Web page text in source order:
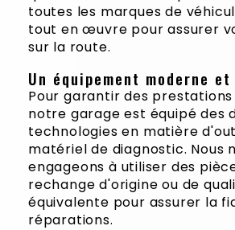
toutes les marques de
tout en œuvre pour assurer
sur la route.
Un équipement moderne
Pour garantir des
notre garage est équipé des
technologies en matière
matériel de diagnostic. Nous
engageons à utiliser des
rechange d'origine ou de
équivalente pour assurer la
réparations.